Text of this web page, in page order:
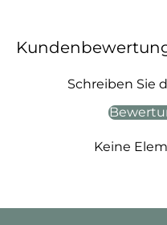
Schreiben Sie
Keine